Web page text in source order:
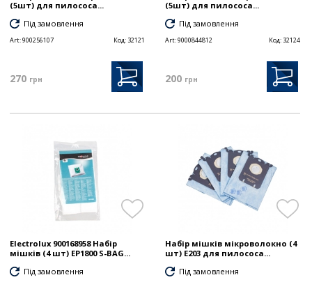
(5шт) для пилососа...
Під замовлення
Art:900256107 Код: 32121
270 грн
(5шт) для пилососа...
Під замовлення
Art:9000844812 Код: 32124
200 грн
Electrolux 900168958 Набір
мішків (4 шт) EP1800 S-BAG...
Під замовлення
Набір мішків мікроволокно (4
шт) E203 для пилососа...
Під замовлення